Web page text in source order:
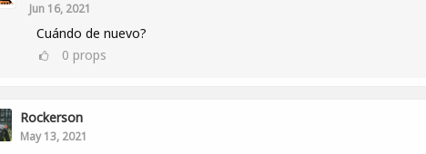
Jun 16, 2021
Cuándo de nuevo?
0 props
Rockerson
May 13, 2021